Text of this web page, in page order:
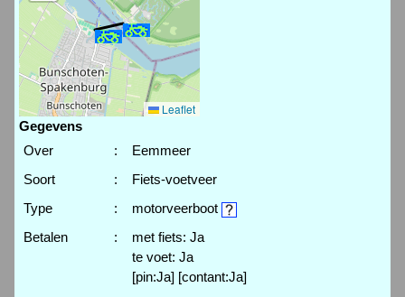
Leaflet
Gegevens
Over
:
Eemmeer
Soort
:
Fiets-voetveer
Type
:
motorveerboot
Betalen
:
met fiets: Ja
te voet: Ja
[pin:Ja] [contant:Ja]